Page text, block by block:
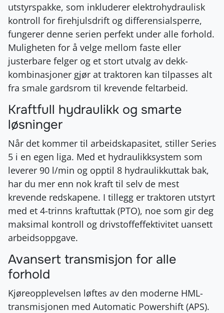
utstyrspakke, som inkluderer elektrohydraulisk
kontroll for firehjulsdrift og differensialsperre,
fungerer denne serien perfekt under alle forhold.
Muligheten for å velge mellom faste eller
justerbare felger og et stort utvalg av dekk-
kombinasjoner gjør at traktoren kan tilpasses alt
fra smale gardsrom til krevende feltarbeid.
Kraftfull hydraulikk og smarte
løsninger
Når det kommer til arbeidskapasitet, stiller Series
5 i en egen liga. Med et hydraulikksystem som
leverer 90 l/min og opptil 8 hydraulikkuttak bak,
har du mer enn nok kraft til selv de mest
krevende redskapene. I tillegg er traktoren utstyrt
med et 4-trinns kraftuttak (PTO), noe som gir deg
maksimal kontroll og drivstoffeffektivitet uansett
arbeidsoppgave.
Avansert transmisjon for alle
forhold
Kjøreopplevelsen løftes av den moderne HML-
transmisjonen med Automatic Powershift (APS).